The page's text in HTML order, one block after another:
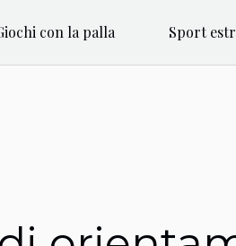
con la palla Sport